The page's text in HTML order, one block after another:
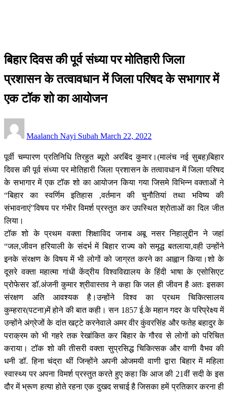
बिहार दिवस की पूर्व संध्या पर मोतिहारी जिला
प्रशासन के तत्वावधान में जिला परिषद के सभागार में
एक टॉक शो का आयोजन
Maalanch Nayi Subah on
March 22, 2022
पूर्वी चम्पारण प्रतिनिधि तिरहुत ब्यूरो अरबिंद कुमार।(मालंच नई सुबह)बिहार
दिवस की पूर्व संध्या पर मोतिहारी जिला प्रशासन के तत्वावधान में जिला परिषद
के सभागार में एक टॉक शो का आयोजन किया गया जिसमे विभिन्न वक्ताओं ने
“बिहार का स्वर्णिम इतिहास ,वर्तमान की चुनौतियां तथा भविष्य की
संभावनाएं”विषय पर गंभीर विमर्श प्रस्तुत कर उपस्थित श्रोताओं का दिल जीत
लिया।
टॉक शो के प्रथम वक्ता शिक्षाविद जनाब अबू नसर निहालुद्दीन ने जहां
“जल,जीवन हरियाली के संदर्भ में बिहार राज्य को समृद्ध बतलाया,वही उन्होंने
इनके संरक्षण के विषय में भी लोगों को जाग्रत करने का आह्वान किया।शो के
दूसरे वक्ता महात्मा गांधी केंद्रीय विश्वविद्यालय के हिंदी भाषा के एसोसिएट
प्रोफेसर डॉ.अंजनी कुमार श्रीवास्तव ने कहा कि जल ही जीवन है अतः इसका
संरक्षण अति आवश्यक है।उन्होंने विश्व का प्रथम चिकित्सालय
कुम्हरार(पटना)में होने की बात कही। सन 1857 ई.के महान गदर के परिप्रेक्ष्य में
उन्होंने अंग्रेजों के दांत खट्टे करनेवाले अमर वीर कुंवरसिंह और फतेह बहादुर के
पराक्रम को भी गहरे तक रेखांकित कर बिहार के गौरव से लोगों को परिचित
कराया। टॉक शो की तीसरी वक्ता सुप्रसिद्ध चिकित्सक और वाणी वैभव की
धनी डॉ. हिना चंद्रा थीं जिन्होंने अपनी ओजमयी वाणी द्वारा बिहार में महिला
स्वास्थ्य पर अपना विमर्श प्रस्तुत करते हुए कहा कि आज की 21वीं सदी के इस
दौर में भ्रूण हत्या होते रहना एक दुखद सचाई है जिसका हमें प्रतिकार करना ही